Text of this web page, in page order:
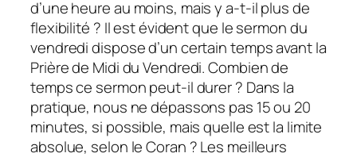
d’une heure au moins, mais y a-t-il plus de
flexibilité ? Il est évident que le sermon du
vendredi dispose d’un certain temps avant la
Prière de Midi du Vendredi. Combien de
temps ce sermon peut-il durer ? Dans la
pratique, nous ne dépassons pas 15 ou 20
minutes, si possible, mais quelle est la limite
absolue, selon le Coran ? Les meilleurs